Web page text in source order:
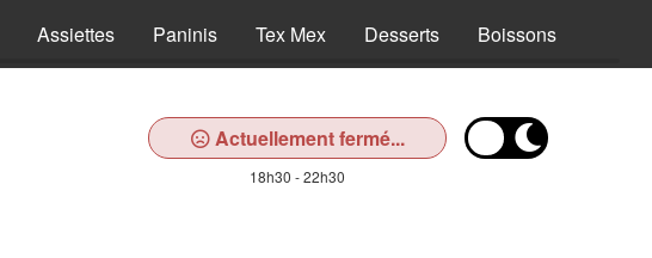
Assiettes Paninis Tex Mex Desserts Boissons
Actuellement fermé...
18h30 - 22h30